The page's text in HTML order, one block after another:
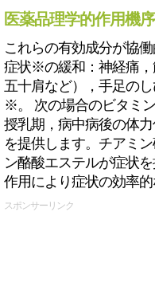
医薬品理学的作用機
これらの有効成分が協
症状※の緩和：神経痛，
五十肩など），手足の
※。 次の場合のビタミ
授乳期，病中病後の体
を提供します。チアミ
ン酪酸エステルが症状
作用により症状の効率的
スポンサーリンク